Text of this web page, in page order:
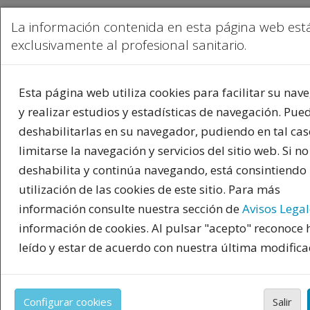
PUBLICIDAD
La información contenida en esta página web
exclusivamente al profesional sanitario.
Esta página web utiliza cookies para facilitar su
y realizar estudios y estadísticas de navegación.
deshabilitarlas en su navegador, pudiendo en tal
limitarse la navegación y servicios del sitio web. Si
deshabilita y continúa navegando, está consintiendo
utilización de las cookies de este sitio. Para más
información consulte nuestra sección deAvisos
información de cookies. Al pulsar "acepto" reconoce
leído y estar de acuerdo con nuestra última
Toda la información incluida en la Página Web está
Configurar cookies Salir